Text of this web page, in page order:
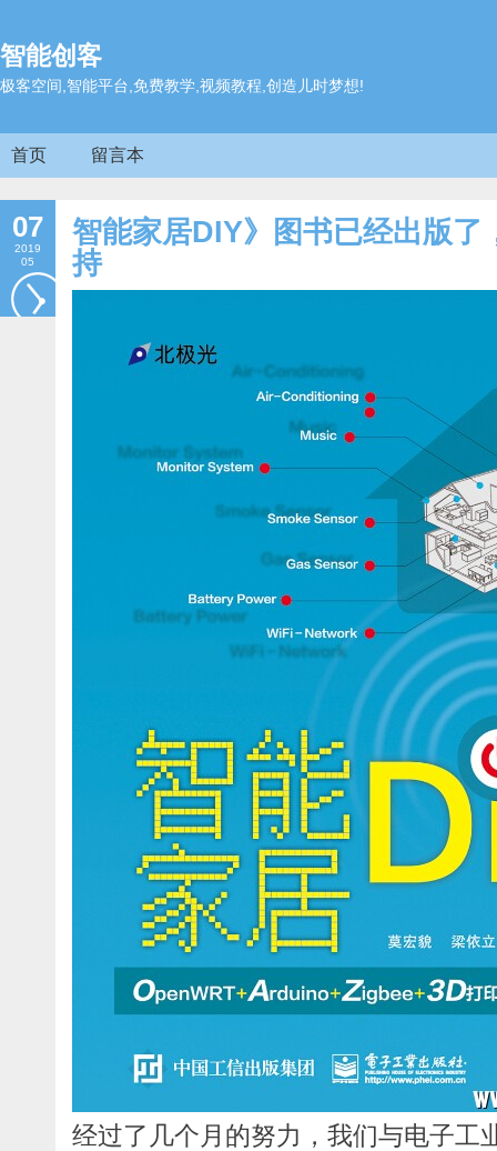
智能创客
极客空间,智能平台,免费教学,视频教程,创造儿时梦想!
首页 留言本
07
2019
05
智能家居DIY》图书已经出版了
持
经过了几个月的努力，我们与电子工